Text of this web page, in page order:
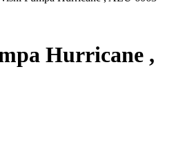
Hurricane ,